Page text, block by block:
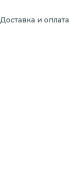
Доставка и оплата